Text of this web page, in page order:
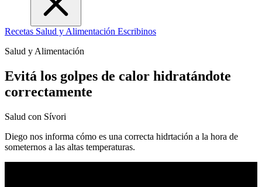
Recetas Salud y Alimentación Escribinos
Salud y Alimentación
Evitá los golpes de calor hidratándote
correctamente
Salud con Sívori
Diego nos informa cómo es una correcta hidrtación a la hora de
someternos a las altas temperaturas.